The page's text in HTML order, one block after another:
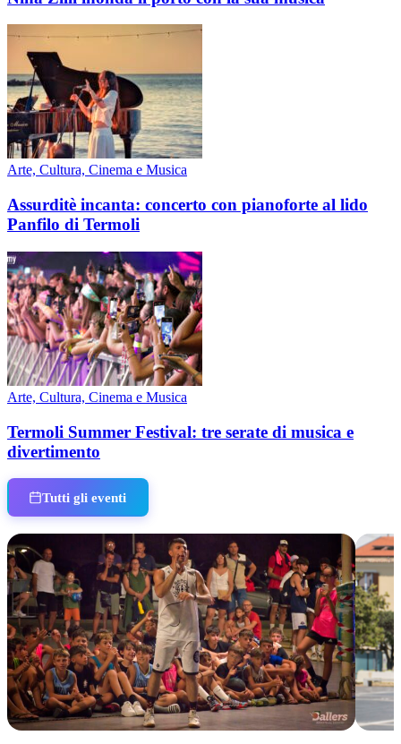
Arte, Cultura, Cinema e Musica
Assurditè incanta: concerto con pianoforte al lido
Panfilo di Termoli
Arte, Cultura, Cinema e Musica
Termoli Summer Festival: tre serate di musica e
divertimento
Tutti gli eventi